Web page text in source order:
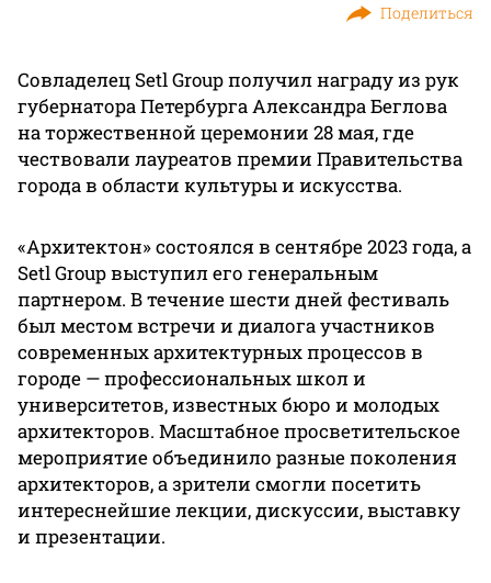
Поделиться
Совладелец Setl Group получил награду из рук
губернатора Петербурга Александра Беглова
на торжественной церемонии 28 мая, где
чествовали лауреатов премии Правительства
города в области культуры и искусства.
«Архитектон» состоялся в сентябре 2023 года, а
Setl Group выступил его генеральным
партнером. В течение шести дней фестиваль
был местом встречи и диалога участников
современных архитектурных процессов в
городе — профессиональных школ и
университетов, известных бюро и молодых
архитекторов. Масштабное просветительское
мероприятие объединило разные поколения
архитекторов, а зрители смогли посетить
интереснейшие лекции, дискуссии, выставку
и презентации.